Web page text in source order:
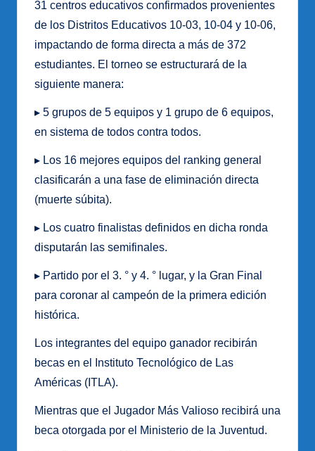
31 centros educativos confirmados provenientes
de los Distritos Educativos 10-03, 10-04 y 10-06,
impactando de forma directa a más de 372
estudiantes. El torneo se estructurará de la
siguiente manera:
▸ 5 grupos de 5 equipos y 1 grupo de 6 equipos,
en sistema de todos contra todos.
▸ Los 16 mejores equipos del ranking general
clasificarán a una fase de eliminación directa
(muerte súbita).
▸ Los cuatro finalistas definidos en dicha ronda
disputarán las semifinales.
▸ Partido por el 3. ° y 4. ° lugar, y la Gran Final
para coronar al campeón de la primera edición
histórica.
Los integrantes del equipo ganador recibirán
becas en el Instituto Tecnológico de Las
Américas (ITLA).
Mientras que el Jugador Más Valioso recibirá una
beca otorgada por el Ministerio de la Juventud.